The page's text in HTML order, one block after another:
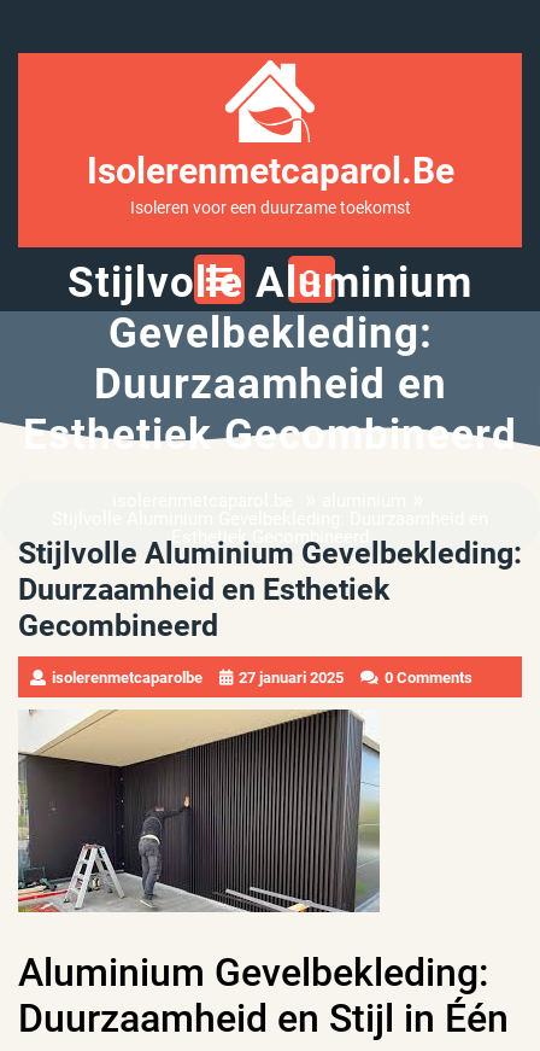
Isolerenmetcaparol.be
Isoleren voor een duurzame toekomst
Open
Menu
Stijlvolle Aluminium
Gevelbekleding:
Duurzaamheid en
Esthetiek Gecombineerd
Esthetiek Gecombineerd
Stijlvolle Aluminium Gevelbekleding:
Duurzaamheid en Esthetiek
Gecombineerd
isolerenmetcaparolbe 27 januari 2025 0 Comments
Aluminium Gevelbekleding:
Duurzaamheid en Stijl in Één